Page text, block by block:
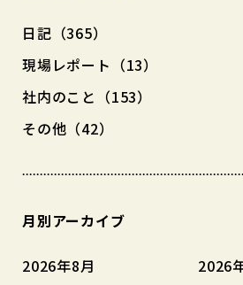
日記（365）
現場レポート（13）
社内のこと（153）
その他（42）
月別アーカイブ
2026年8月
2026